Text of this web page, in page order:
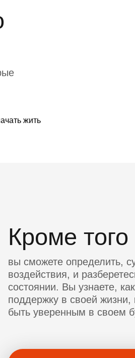
жить
Кроме того
вы сможете определить,
воздействия, и
состоянии. Вы узнаете,
поддержку в своей жизни,
быть уверенным в своем